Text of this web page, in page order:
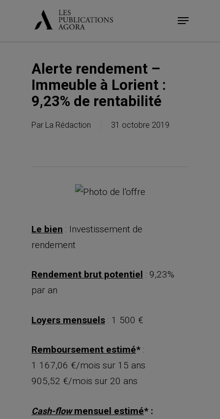
Menu
Alerte rendement –
Immeuble à Lorient :
9,23% de rentabilité
Par La Rédaction 31 octobre 2019
Le bien : Investissement de
rendement
Rendement brut potentiel : 9,23%
par an
Loyers mensuels : 1 500 €
Remboursement estimé* :
1 167,06 €/mois sur 15 ans
905,52 €/mois sur 20 ans
Cash-flowmensuel estimé* :